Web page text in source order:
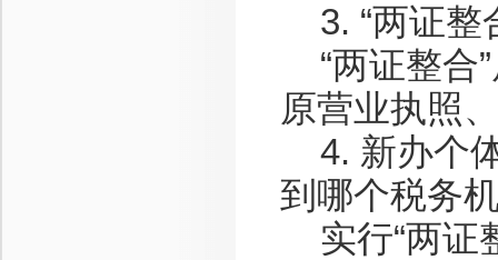
3. “两证整
“两证整合
原营业执照
4. 新办个
到哪个税务
实行“两证